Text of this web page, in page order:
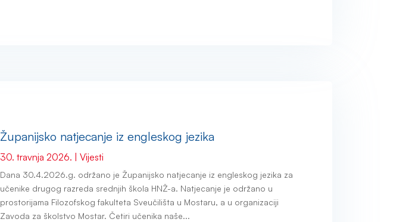
Županijsko natjecanje iz engleskog jezika
30. travnja 2026. |Vijesti
Dana 30.4.2026.g. održano je Županijsko natjecanje iz engleskog jezika za
učenike drugog razreda srednjih škola HNŽ-a. Natjecanje je održano u
prostorijama Filozofskog fakulteta Sveučilišta u Mostaru, a u organizaciji
Zavoda za školstvo Mostar. Četiri učenika naše...